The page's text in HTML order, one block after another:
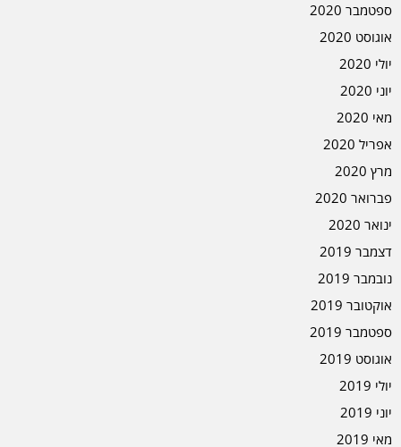
ספטמבר 2020
אוגוסט 2020
יולי 2020
יוני 2020
מאי 2020
אפריל 2020
מרץ 2020
פברואר 2020
ינואר 2020
דצמבר 2019
נובמבר 2019
אוקטובר 2019
ספטמבר 2019
אוגוסט 2019
יולי 2019
יוני 2019
מאי 2019